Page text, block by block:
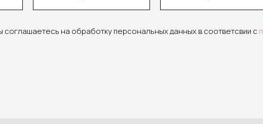
соглашаетесь на обработку персональных данных в соответсвии с